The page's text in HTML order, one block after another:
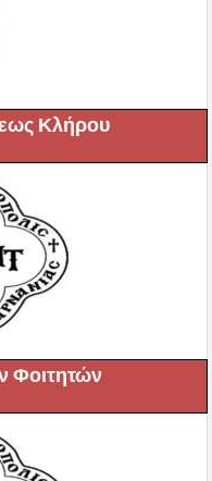
Κλήρου
Φοιτητών